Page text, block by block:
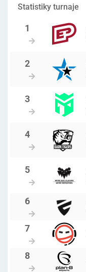
Statistiky turnaje